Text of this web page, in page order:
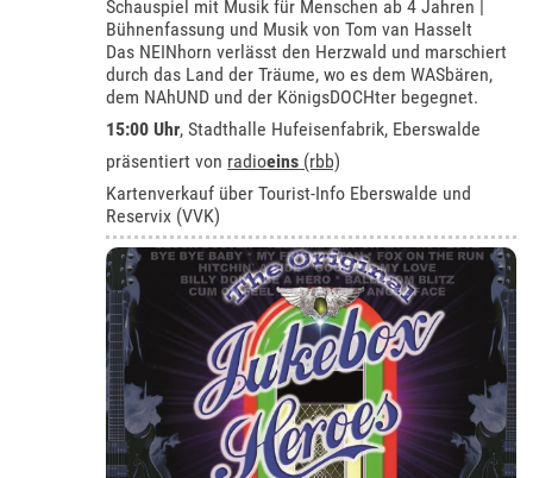
Schauspiel mit Musik für Menschen ab 4 Jahren |
Bühnenfassung und Musik von Tom van Hasselt
Das NEINhorn verlässt den Herzwald und marschiert
durch das Land der Träume, wo es dem WASbären,
dem NAhUND und der KönigsDOCHter begegnet.
15:00 Uhr, Stadthalle Hufeisenfabrik, Eberswalde
präsentiert von radioeins (rbb)
Kartenverkauf über Tourist-Info Eberswalde und
Reservix (VVK)